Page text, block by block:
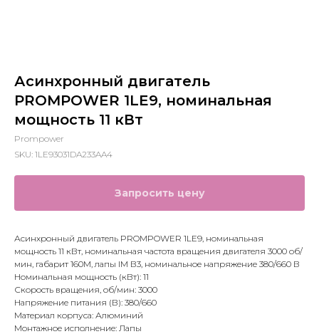
Асинхронный двигатель
PROMPOWER 1LE9, номинальная
мощность 11 кВт
Prompower
SKU: 1LE93031DA233AA4
Запросить цену
Асинхронный двигатель PROMPOWER 1LE9, номинальная
мощность 11 кВт, номинальная частота вращения двигателя 3000 об/
мин, габарит 160M, лапы IM В3, номинальное напряжение 380/660 В
Номинальная мощность (кВт): 11
Скорость вращения, об/мин: 3000
Напряжение питания (В): 380/660
Материал корпуса: Алюминий
Монтажное исполнение: Лапы